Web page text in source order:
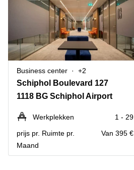
Business center +2
Schiphol Boulevard 127
1118 BG Schiphol Airport
Werkplekken
1 - 29
prijs pr. Ruimte pr.
Maand
Van 395 €